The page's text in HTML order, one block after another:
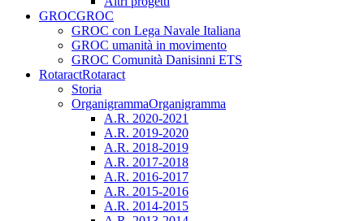
GROCGROC
GROC con Lega Navale Italiana
GROC umanità in movimento
GROC Comunità Danisinni ETS
RotaractRotaract
Storia
OrganigrammaOrganigramma
A.R. 2020-2021
A.R. 2019-2020
A.R. 2018-2019
A.R. 2017-2018
A.R. 2016-2017
A.R. 2015-2016
A.R. 2014-2015